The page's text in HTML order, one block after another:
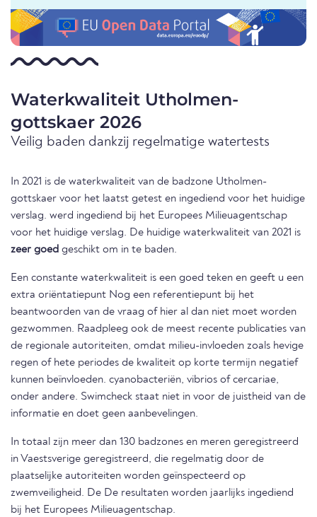
Waterkwaliteit Utholmen-
gottskaer 2026
Veilig baden dankzij regelmatige watertests
In 2021 is de waterkwaliteit van de badzone Utholmen-
gottskaer voor het laatst getest en ingediend voor het huidige
verslag. werd ingediend bij het Europees Milieuagentschap
voor het huidige verslag. De huidige waterkwaliteit van 2021 is
zeer goed geschikt om in te baden.
Een constante waterkwaliteit is een goed teken en geeft u een
extra oriëntatiepunt Nog een referentiepunt bij het
beantwoorden van de vraag of hier al dan niet moet worden
gezwommen. Raadpleeg ook de meest recente publicaties van
de regionale autoriteiten, omdat milieu-invloeden zoals hevige
regen of hete periodes de kwaliteit op korte termijn negatief
kunnen beïnvloeden. cyanobacteriën, vibrios of cercariae,
onder andere. Swimcheck staat niet in voor de juistheid van de
informatie en doet geen aanbevelingen.
In totaal zijn meer dan 130 badzones en meren geregistreerd
in Vaestsverige geregistreerd, die regelmatig door de
plaatselijke autoriteiten worden geïnspecteerd op
zwemveiligheid. De De resultaten worden jaarlijks ingediend
bij het Europees Milieuagentschap.